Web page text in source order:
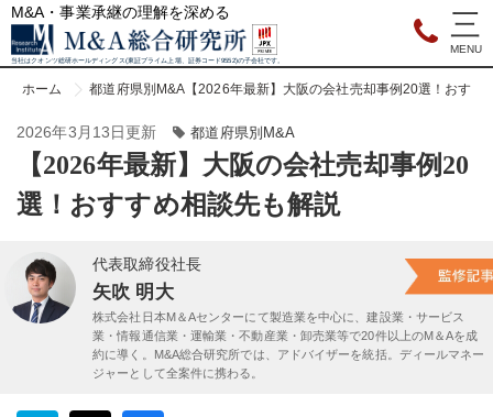
M&A・事業承継の理解を深める
当社はクオンツ総研ホールディングス(東証プライム上場、証券コード9552)の子会社です。
ホーム 都道府県別M&A 【2026年最新】大阪の会社売却事例20選！おすす
2026年3月13日更新 都道府県別M&A
【2026年最新】大阪の会社売却事例20
選！おすすめ相談先も解説
代表取締役社長
矢吹 明大
株式会社日本M＆Aセンターにて製造業を中心に、建設業・サービス
業・情報通信業・運輸業・不動産業・卸売業等で20件以上のM＆Aを成
約に導く。M&A総合研究所では、アドバイザーを統括。ディールマネー
ジャーとして全案件に携わる。